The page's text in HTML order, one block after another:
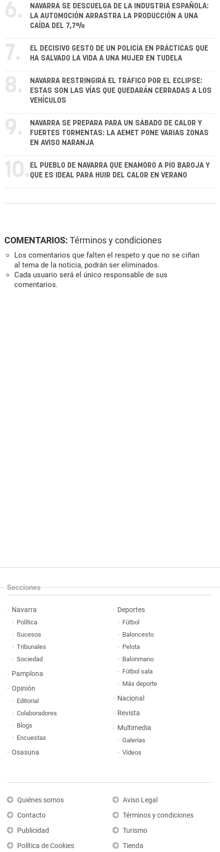
6.
NAVARRA SE DESCUELGA DE LA INDUSTRIA ESPAÑOLA:
LA AUTOMOCIÓN ARRASTRA LA PRODUCCIÓN A UNA
CAÍDA DEL 7,7%
7.
EL DECISIVO GESTO DE UN POLICÍA EN PRÁCTICAS QUE
HA SALVADO LA VIDA A UNA MUJER EN TUDELA
8.
NAVARRA RESTRINGIRÁ EL TRÁFICO POR EL ECLIPSE:
ESTAS SON LAS VÍAS QUE QUEDARÁN CERRADAS A LOS
VEHÍCULOS
9.
NAVARRA SE PREPARA PARA UN SÁBADO DE CALOR Y
FUERTES TORMENTAS: LA AEMET PONE VARIAS ZONAS
EN AVISO NARANJA
10. EL PUEBLO DE NAVARRA QUE ENAMORÓ A PÍO BAROJA Y
QUE ES IDEAL PARA HUIR DEL CALOR EN VERANO
COMENTARIOS: Términos y condiciones
Los comentarios que falten el respeto y que no se ciñan
al tema de la noticia, podrán ser eliminados.
Cada usuario será el único responsable de sus
comentarios.
Secciones
Navarra
Política
Sucesos
Tribunales
Sociedad
Pamplona
Opinión
Editorial
Colaboradores
Blogs
Encuestas
Osasuna
Deportes
Fútbol
Baloncesto
Pelota
Balonmano
Fútbol sala
Más deporte
Nacional
Revista
Multimedia
Galerías
Vídeos
Quiénes somos
Contacto
Publicidad
Política de Cookies
Aviso Legal
Términos y condiciones
Turismo
Tienda